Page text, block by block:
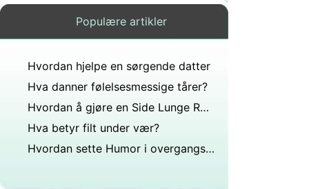
Populære artikler
Hvordan hjelpe en sørgende datter
Hva danner følelsesmessige tårer?
Hvordan å gjøre en Side Lunge Reach trening
Hva betyr filt under vær?
Hvordan sette Humor i overgangsalder